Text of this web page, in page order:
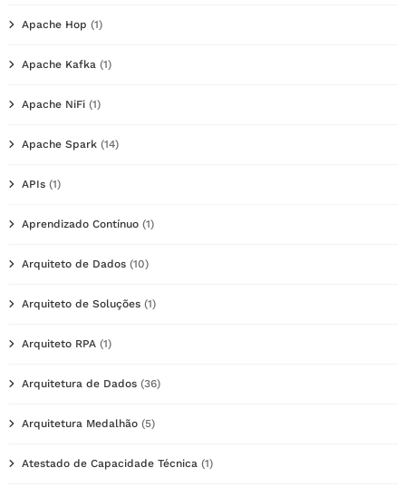
Apache Hop (1)
Apache Kafka (1)
Apache NiFi (1)
Apache Spark (14)
APIs (1)
Aprendizado Contínuo (1)
Arquiteto de Dados (10)
Arquiteto de Soluções (1)
Arquiteto RPA (1)
Arquitetura de Dados (36)
Arquitetura Medalhão (5)
Atestado de Capacidade Técnica (1)